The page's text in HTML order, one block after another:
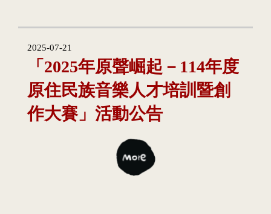
2025-07-21
「2025年原聲崛起－114年度
原住民族音樂人才培訓暨創
作大賽」活動公告